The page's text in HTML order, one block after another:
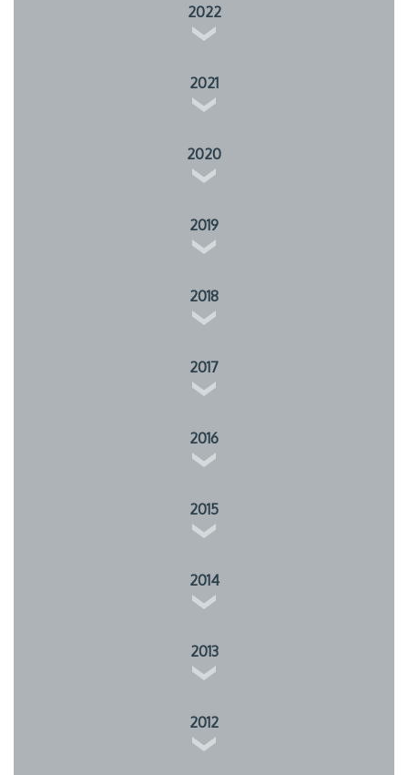
2022
2021
2020
2019
2018
2017
2016
2015
2014
2013
2012